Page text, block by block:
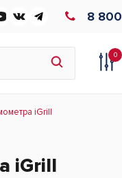
8
0
iGrill
iGrill